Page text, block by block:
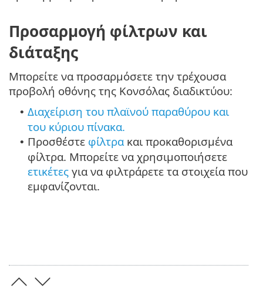
Προσαρμογή φίλτρων και
διάταξης
Μπορείτε να προσαρμόσετε την τρέχουσα
προβολή οθόνης της Κονσόλας διαδικτύου:
• Διαχείριση του πλαϊνού παραθύρου και
του κύριου πίνακα.
• Προσθέστε φίλτρα και προκαθορισμένα
φίλτρα. Μπορείτε να χρησιμοποιήσετε
ετικέτες για να φιλτράρετε τα στοιχεία που
εμφανίζονται.